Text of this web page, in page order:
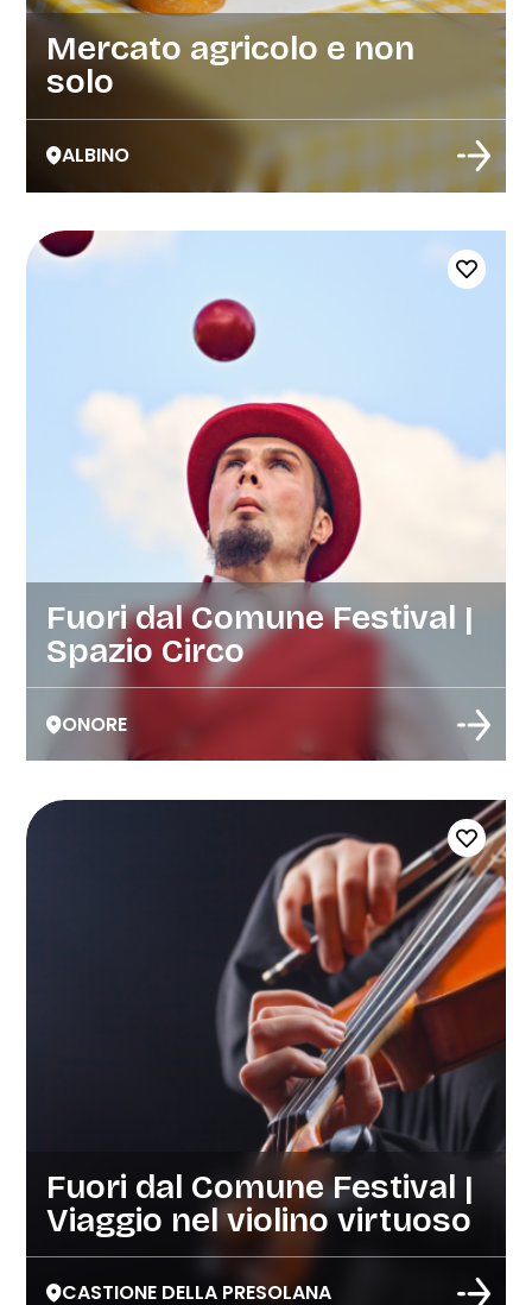
Mercato agricolo e non
solo
ALBINO
Fuori dal Comune Festival |
Spazio Circo
ONORE
Fuori dal Comune Festival |
Viaggio nel violino virtuoso
CASTIONE DELLA PRESOLANA